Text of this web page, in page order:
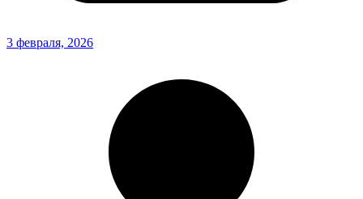
3 февраля, 2026